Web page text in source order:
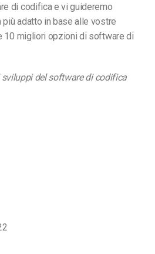
di codifica e vi guideremo
adatto in base alle vostre
10 migliori opzioni di software di
del software di codifica